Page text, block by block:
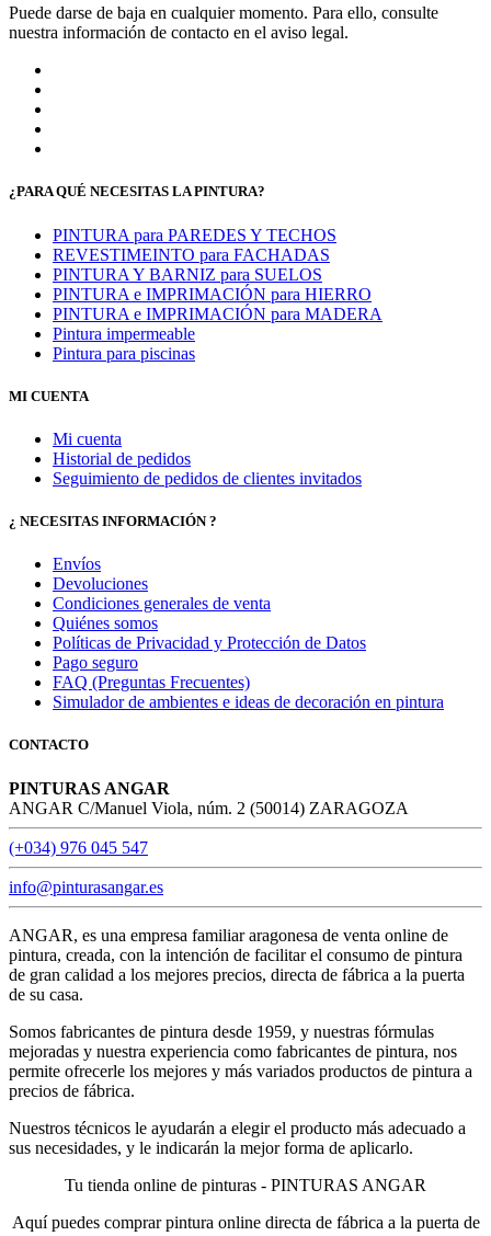
Puede darse de baja en cualquier momento. Para ello, consulte
nuestra información de contacto en el aviso legal.
¿PARA QUÉ NECESITAS LA PINTURA?
PINTURA para PAREDES Y TECHOS
REVESTIMEINTO para FACHADAS
PINTURA Y BARNIZ para SUELOS
PINTURA e IMPRIMACIÓN para HIERRO
PINTURA e IMPRIMACIÓN para MADERA
Pintura impermeable
Pintura para piscinas
MI CUENTA
Mi cuenta
Historial de pedidos
Seguimiento de pedidos de clientes invitados
¿ NECESITAS INFORMACIÓN ?
Envíos
Devoluciones
Condiciones generales de venta
Quiénes somos
Políticas de Privacidad y Protección de Datos
Pago seguro
FAQ (Preguntas Frecuentes)
Simulador de ambientes e ideas de decoración en pintura
CONTACTO
PINTURAS ANGAR
ANGAR C/Manuel Viola, núm. 2 (50014) ZARAGOZA
(+034) 976 045 547
info@pinturasangar.es
ANGAR, es una empresa familiar aragonesa de venta online de
pintura, creada, con la intención de facilitar el consumo de pintura
de gran calidad a los mejores precios, directa de fábrica a la puerta
de su casa.
Somos fabricantes de pintura desde 1959, y nuestras fórmulas
mejoradas y nuestra experiencia como fabricantes de pintura, nos
permite ofrecerle los mejores y más variados productos de pintura a
precios de fábrica.
Nuestros técnicos le ayudarán a elegir el producto más adecuado a
sus necesidades, y le indicarán la mejor forma de aplicarlo.
Tu tienda online de pinturas - PINTURAS ANGAR
Aquí puedes comprar pintura online directa de fábrica a la puerta de